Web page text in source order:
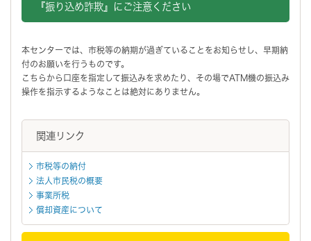
『振り込め詐欺』にご注意ください
本センターでは、市税等の納期が過ぎていることをお知らせし、早期納
付のお願いを行うものです。
こちらから口座を指定して振込みを求めたり、その場でATM機の振込み
操作を指示するようなことは絶対にありません。
関連リンク
市税等の納付
法人市民税の概要
事業所税
償却資産について